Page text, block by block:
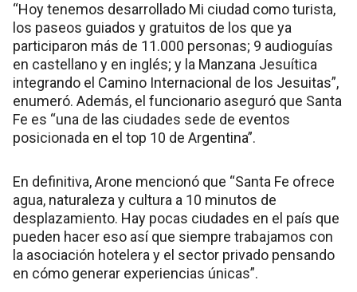
“Hoy tenemos desarrollado Mi ciudad como turista,
los paseos guiados y gratuitos de los que ya
participaron más de 11.000 personas; 9 audioguías
en castellano y en inglés; y la Manzana Jesuítica
integrando el Camino Internacional de los Jesuitas”,
enumeró. Además, el funcionario aseguró que Santa
Fe es “una de las ciudades sede de eventos
posicionada en el top 10 de Argentina”.
En definitiva, Arone mencionó que “Santa Fe ofrece
agua, naturaleza y cultura a 10 minutos de
desplazamiento. Hay pocas ciudades en el país que
pueden hacer eso así que siempre trabajamos con
la asociación hotelera y el sector privado pensando
en cómo generar experiencias únicas”.